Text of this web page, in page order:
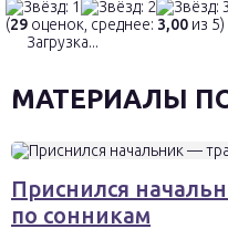
(29 оценок, среднее: 3,00 из 5)
Загрузка...
МАТЕРИАЛЫ
Приснился
по сонникам